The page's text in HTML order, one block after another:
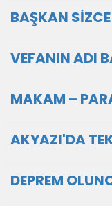
BAŞKAN
VEFANIN ADI
MAKAM –
AKYAZI'DA
DEPREM